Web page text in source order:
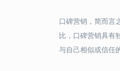
口碑营销，简而言
比，口碑营销具有
与自己相似或信任